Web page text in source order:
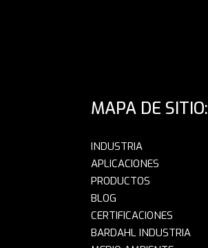
MAPA DE SITIO:
INDUSTRIA
APLICACIONES
PRODUCTOS
BLOG
CERTIFICACIONES
BARDAHL INDUSTRIA